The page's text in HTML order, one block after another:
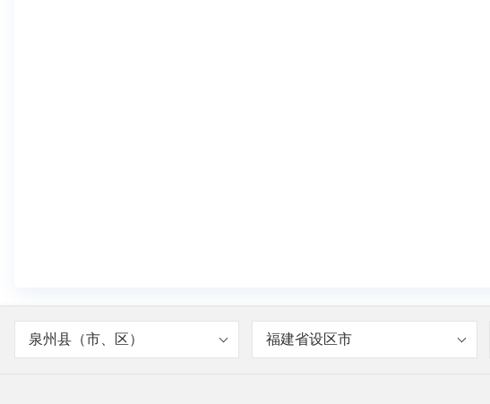
泉州县（市、区） 福建省设区市